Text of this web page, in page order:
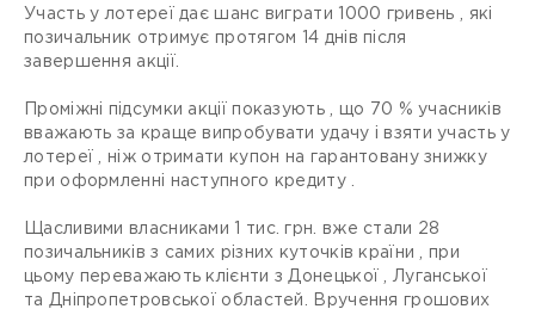
Участь у лотереї дає шанс виграти 1000 гривень , які
позичальник отримує протягом 14 днів після
завершення акції.
Проміжні підсумки акції показують , що 70 % учасників
вважають за краще випробувати удачу і взяти участь у
лотереї , ніж отримати купон на гарантовану знижку
при оформленні наступного кредиту .
Щасливими власниками 1 тис. грн. вже стали 28
позичальників з самих різних куточків країни , при
цьому переважають клієнти з Донецької , Луганської
та Дніпропетровської областей. Вручення грошових